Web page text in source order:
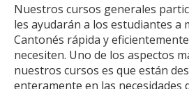
Nuestros cursos generales
les ayudarán a los estudiantes a
Cantonés rápida y
necesiten. Uno de los aspectos
nuestros cursos es que están
enteramente en las necesidades